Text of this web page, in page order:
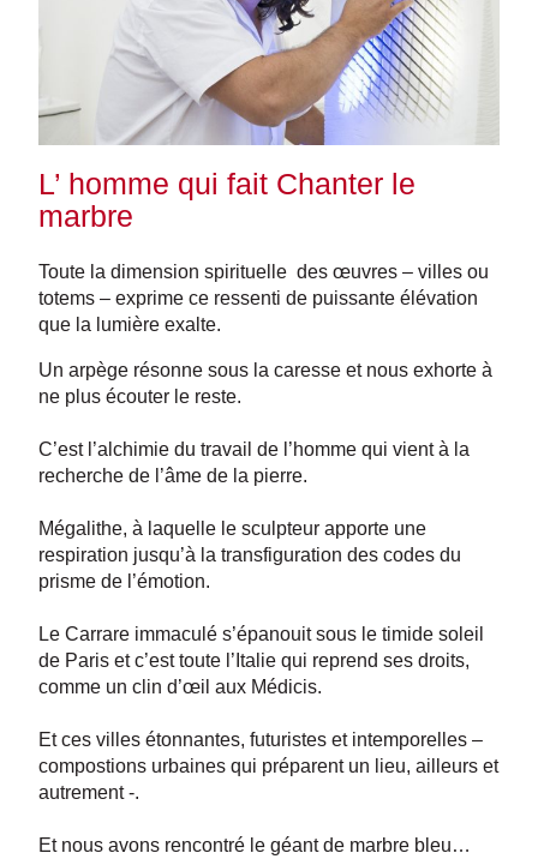
L’ homme qui fait Chanter le
marbre
Toute la dimension spirituelle des œuvres – villes ou
totems – exprime ce ressenti de puissante élévation
que la lumière exalte.
Un arpège résonne sous la caresse et nous exhorte à
ne plus écouter le reste.
C’est l’alchimie du travail de l’homme qui vient à la
recherche de l’âme de la pierre.
Mégalithe, à laquelle le sculpteur apporte une
respiration jusqu’à la transfiguration des codes du
prisme de l’émotion.
Le Carrare immaculé s’épanouit sous le timide soleil
de Paris et c’est toute l’Italie qui reprend ses droits,
comme un clin d’œil aux Médicis.
Et ces villes étonnantes, futuristes et intemporelles –
compostions urbaines qui préparent un lieu, ailleurs et
autrement -.
Et nous avons rencontré le géant de marbre bleu…